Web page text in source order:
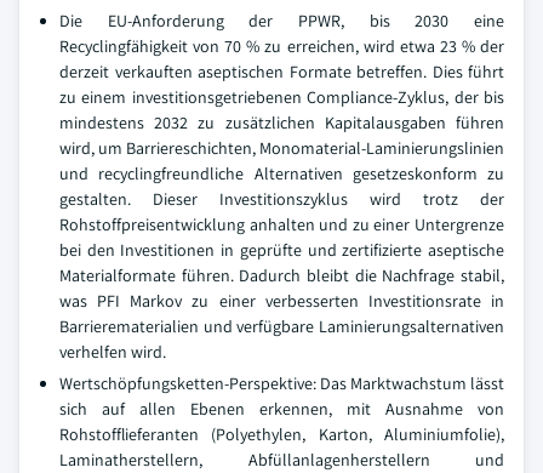
Die EU-Anforderung der PPWR, bis 2030 eine
Recyclingfähigkeit von 70 % zu erreichen, wird etwa 23 % der
derzeit verkauften aseptischen Formate betreffen. Dies führt
zu einem investitionsgetriebenen Compliance-Zyklus, der bis
mindestens 2032 zu zusätzlichen Kapitalausgaben führen
wird, um Barriereschichten, Monomaterial-Laminierungslinien
und recyclingfreundliche Alternativen gesetzeskonform zu
gestalten. Dieser Investitionszyklus wird trotz der
Rohstoffpreisentwicklung anhalten und zu einer Untergrenze
bei den Investitionen in geprüfte und zertifizierte aseptische
Materialformate führen. Dadurch bleibt die Nachfrage stabil,
was PFI Markov zu einer verbesserten Investitionsrate in
Barrierematerialien und verfügbare Laminierungsalternativen
verhelfen wird.
Wertschöpfungsketten-Perspektive: Das Marktwachstum lässt
sich auf allen Ebenen erkennen, mit Ausnahme von
Rohstofflieferanten (Polyethylen, Karton, Aluminiumfolie),
Laminatherstellern, Abfüllanlagenherstellern und